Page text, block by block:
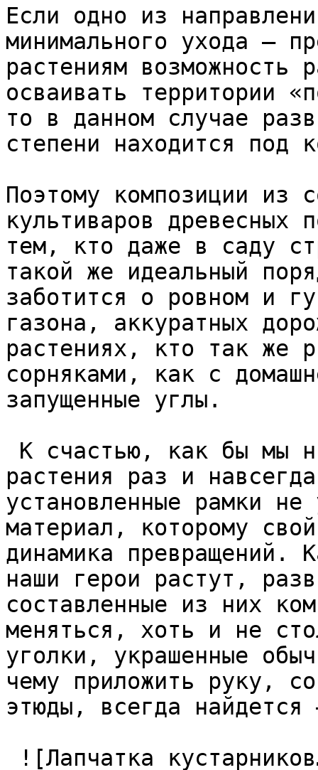
Если одно из
минимального ухода —
растениям возможность
осваивать территории
то в данном случае
степени находится под
Поэтому композиции из
культиваров древесных
тем, кто даже в саду
такой же идеальный
заботится о ровном и
газона, аккуратных
растениях, кто так же
сорняками, как с
запущенные углы.
растения раз и
установленные рамки
материал, которому
динамика превращений.
наши герои растут,
составленные из них
меняться, хоть и не
уголки, украшенные
чему приложить руку,
этюды, всегда